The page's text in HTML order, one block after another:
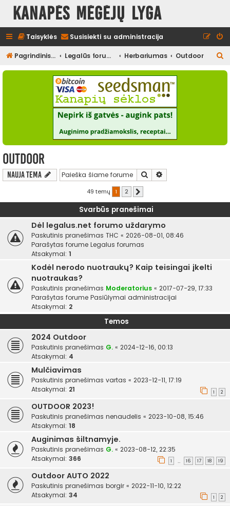
Kanapės mėgėjų lyga
Taisyklės Susisiekti su administracija
Pagrindinis diskusijų puslapis Legalūs forumai Herbariumas Outdoor
e
Outdoor
Nauja tema Ieškoti
49 temų 1 2
Svarbūs pranešimai
Dėl legalus.net forumo uždarymo
Paskutinis pranešimas THC « 2026-08-01, 08:46
Parašytas forume Legalus forumas
Atsakymai: 1
Kodėl nerodo nuotraukų? Kaip teisingai įkelti
nuotraukas?
Paskutinis pranešimas Moderatorius « 2017-07-29, 17:33
Parašytas forume Pasiūlymai administracijai
Atsakymai: 2
Temos
2024 Outdoor
Paskutinis pranešimas G. « 2024-12-16, 00:13
Atsakymai: 4
Mulčiavimas
Paskutinis pranešimas vartas « 2023-12-11, 17:19
Atsakymai: 21 1 2
OUTDOOR 2023!
Paskutinis pranešimas nenaudelis « 2023-10-08, 15:46
Atsakymai: 18
Auginimas šiltnamyje.
Paskutinis pranešimas G. « 2023-08-12, 22:35
Atsakymai: 366 1 … 16 17 18 19
Outdoor AUTO 2022
Paskutinis pranešimas borgir « 2022-11-10, 12:22
Atsakymai: 34 1 2